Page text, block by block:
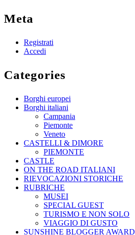
Meta
Registrati
Accedi
Categories
Borghi europei
Borghi italiani
Campania
Piemonte
Veneto
CASTELLI & DIMORE
PIEMONTE
CASTLE
ON THE ROAD ITALIANI
RIEVOCAZIONI STORICHE
RUBRICHE
MUSEI
SPECIAL GUEST
TURISMO E NON SOLO
VIAGGIO DI GUSTO
SUNSHINE BLOGGER AWARD